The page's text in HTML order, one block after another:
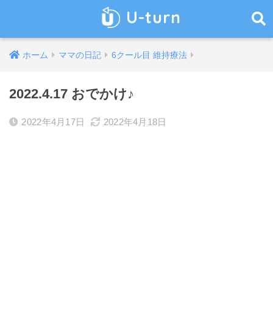
U-turn
ホーム ママの日記 6クール目 維持療法
2022.4.17 おでかけ♪
2022年4月17日 2022年4月18日